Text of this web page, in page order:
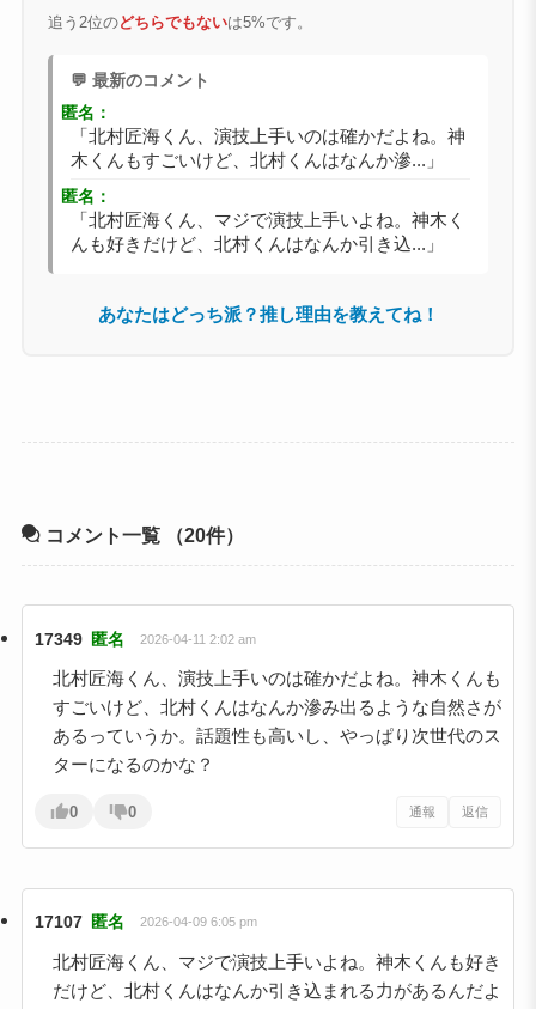
追う2位のどちらでもないは5%です。
💬 最新のコメント
匿名：
「北村匠海くん、演技上手いのは確かだよね。神
木くんもすごいけど、北村くんはなんか滲...」
匿名：
「北村匠海くん、マジで演技上手いよね。神木く
んも好きだけど、北村くんはなんか引き込...」
あなたはどっち派？推し理由を教えてね！
コメント一覧 （20件）
17349 匿名 2026-04-11 2:02 am
北村匠海くん、演技上手いのは確かだよね。神木くんも
すごいけど、北村くんはなんか滲み出るような自然さが
あるっていうか。話題性も高いし、やっぱり次世代のス
ターになるのかな？
0 0 通報 返信
17107 匿名 2026-04-09 6:05 pm
北村匠海くん、マジで演技上手いよね。神木くんも好き
だけど、北村くんはなんか引き込まれる力があるんだよ